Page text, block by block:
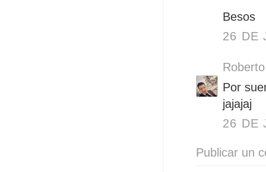
Besos
26 DE
Por
jajajaj
26 DE
Publicar un